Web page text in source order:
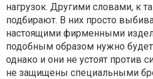
нагрузок. Другими словами, к
подбирают. В них просто
настоящими фирменными
подобным образом нужно
однако и они не устоят против
не защищены специальными